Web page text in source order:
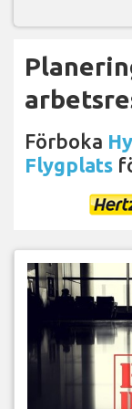
Förboka
Flygplats